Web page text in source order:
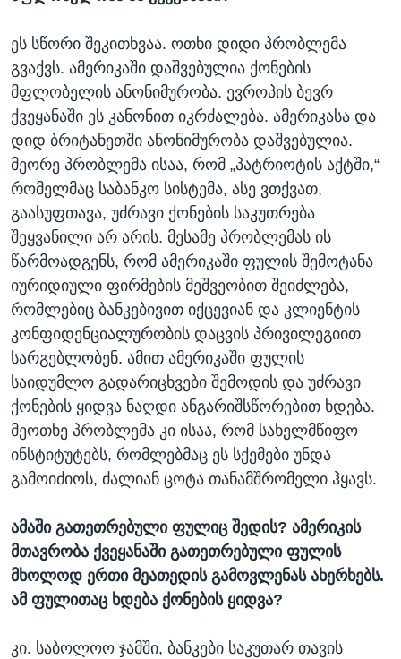
ეს სწორი შეკითხვაა. ოთხი დიდი პრობლემა
გვაქვს. ამერიკაში დაშვებულია ქონების
მფლობელის ანონიმურობა. ევროპის ბევრ
ქვეყანაში ეს კანონით იკრძალება. ამერიკასა და
დიდ ბრიტანეთში ანონიმურობა დაშვებულია.
მეორე პრობლემა ისაა, რომ „პატრიოტის აქტში,“
რომელმაც საბანკო სისტემა, ასე ვთქვათ,
გაასუფთავა, უძრავი ქონების საკუთრება
შეყვანილი არ არის. მესამე პრობლემას ის
წარმოადგენს, რომ ამერიკაში ფულის შემოტანა
იურიდიული ფირმების მეშვეობით შეიძლება,
რომლებიც ბანკებივით იქცევიან და კლიენტის
კონფიდენციალურობის დაცვის პრივილეგიით
სარგებლობენ. ამით ამერიკაში ფულის
საიდუმლო გადარიცხვები შემოდის და უძრავი
ქონების ყიდვა ნაღდი ანგარიშსწორებით ხდება.
მეოთხე პრობლემა კი ისაა, რომ სახელმწიფო
ინსტიტუტებს, რომლებმაც ეს სქემები უნდა
გამოიძიოს, ძალიან ცოტა თანამშრომელი ჰყავს.
ამაში გათეთრებული ფულიც შედის? ამერიკის
მთავრობა ქვეყანაში გათეთრებული ფულის
მხოლოდ ერთი მეათედის გამოვლენას ახერხებს.
ამ ფულითაც ხდება ქონების ყიდვა?
კი. საბოლოო ჯამში, ბანკები საკუთარ თავის